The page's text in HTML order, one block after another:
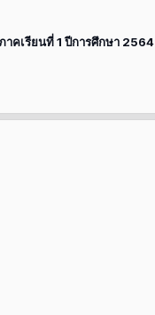
คเรียนที่ 1 ปีการศึกษา 2564